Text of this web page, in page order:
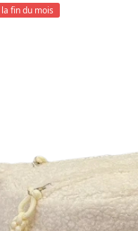
la fin du mois